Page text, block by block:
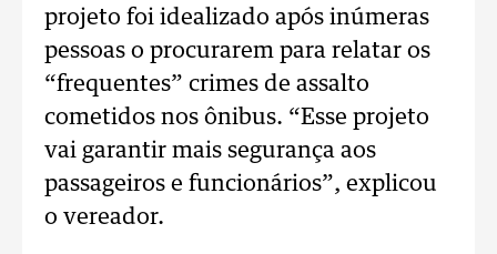
projeto foi idealizado após inúmeras
pessoas o procurarem para relatar os
“frequentes” crimes de assalto
cometidos nos ônibus. “Esse projeto
vai garantir mais segurança aos
passageiros e funcionários”, explicou
o vereador.